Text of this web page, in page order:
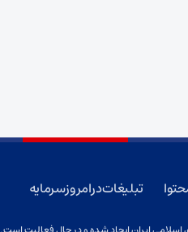
تبلیغات در امروز سرمایه